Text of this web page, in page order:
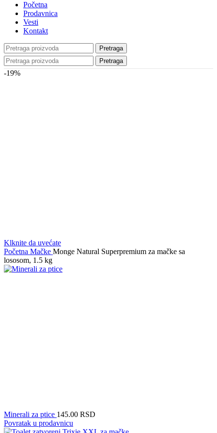
Početna
Prodavnica
Vesti
Kontakt
Pretraga
Pretraga
-19%
Klknite da uvećate
Početna Mačke Monge Natural Superpremium za mačke sa
lososom, 1.5 kg
Minerali za ptice 145.00 RSD
Povratak u prodavnicu